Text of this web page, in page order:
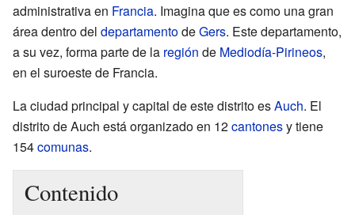
administrativa en Francia. Imagina que es como una gran
área dentro del departamentodeGers. Este departamento,
a su vez, forma parte de la región de Mediodía-Pirineos,
en el suroeste de Francia.
La ciudad principal y capital de este distrito esAuch. El
distrito de Auch está organizado en 12cantonesy tiene
154comunas.
Contenido